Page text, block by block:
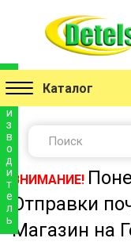
Каталог
ВНИМАНИЕ!
Отправки
Магазин на
р
и
з
в
о
д
и
т
е
л
ь